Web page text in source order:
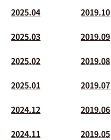
2025.04
2025.03
2025.02
2025.01
2024.12
2024.11
2019.10
2019.09
2019.08
2019.07
2019.06
2019.05